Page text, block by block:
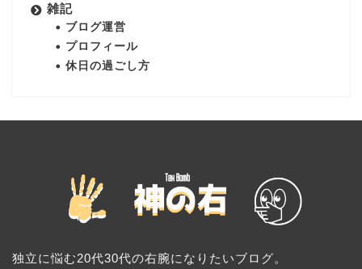
雑記
ブログ運営
プロフィール
休日の過ごし方
独立に悩む20代30代の右腕になりたいブログ。